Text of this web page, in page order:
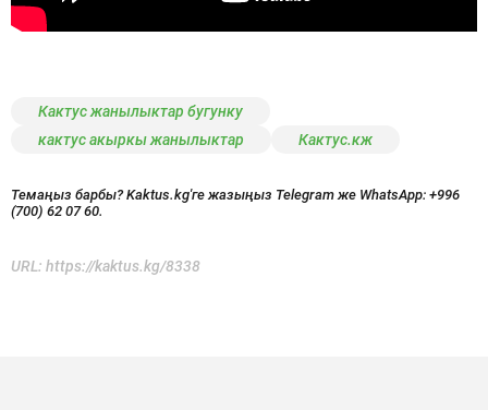
Кактус жанылыктар бугунку
кактус акыркы жанылыктар
Кактус.кж
Темаңыз барбы? Kaktus.kg'ге жазыңыз Telegram же WhatsApp: +996
(700) 62 07 60.
URL: https://kaktus.kg/8338